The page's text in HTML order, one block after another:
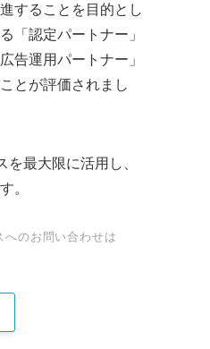
することを目的とし
「認定パートナー」
告運用パートナー」
とが評価されまし
最大限に活用し、
。
のお問い合わせは